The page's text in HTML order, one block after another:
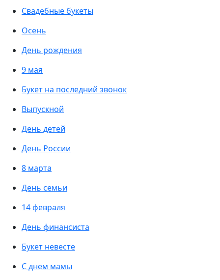
Свадебные букеты
Осень
День рождения
9 мая
Букет на последний звонок
Выпускной
День детей
День России
8 марта
День семьи
14 февраля
День финансиста
Букет невесте
С днем мамы